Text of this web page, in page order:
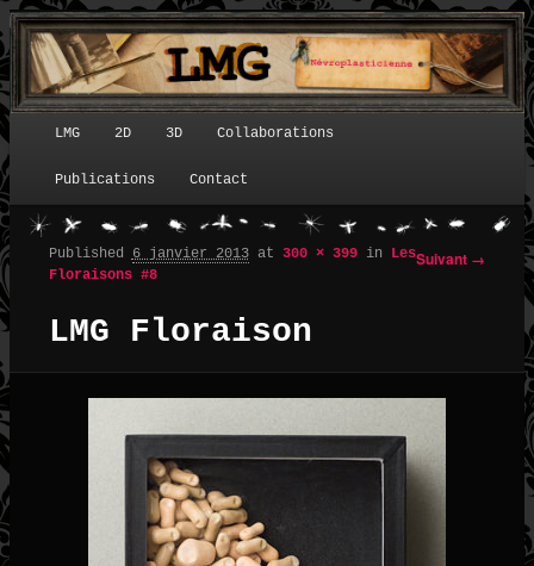
Menu principal
LMG 2D 3D Collaborations
Publications Contact
Navigation des images
Suivant →
LMG Floraison
Published 6 janvier 2013at 300 × 399in Les
Floraisons #8